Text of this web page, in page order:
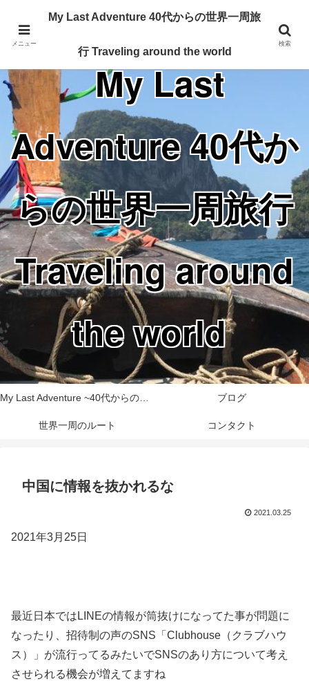
Traveling around the world from my 40's
My Last
Adventure 40代か
らの世界一周旅行
Traveling around
the world
My Last Adventure ~40代からの世界一周旅行記~ ブログ
世界一周のルート コンタクト
中国に情報を抜かれるな
2021.03.25
2021年3月25日
最近日本ではLINEの情報が筒抜けになってた事が問題に
なったり、招待制の声のSNS「Clubhouse（クラブハウ
ス）」が流行ってるみたいでSNSのあり方について考え
させられる機会が増えてますね
メニュー
My Last Adventure 40代からの世界一周旅
行 Traveling around the world
検索